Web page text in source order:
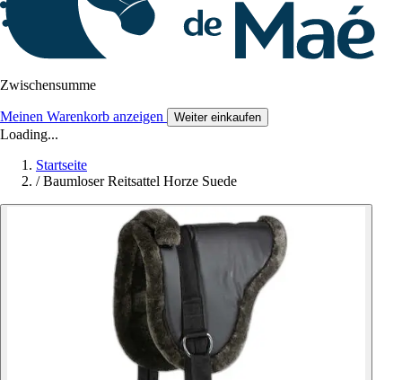
Zwischensumme
Meinen Warenkorb anzeigen Weiter einkaufen
Loading...
Startseite
/ Baumloser Reitsattel Horze Suede